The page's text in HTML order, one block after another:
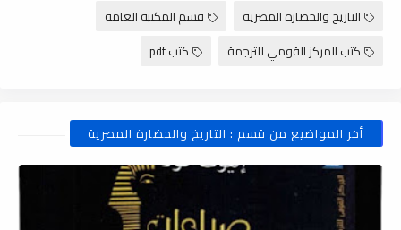
التاريخ والحضارة المصرية
قسم المكتبة العامة
كتب المركز القومي للترجمة
كتب pdf
أخر المواضيع من قسم : التاريخ والحضارة المصرية